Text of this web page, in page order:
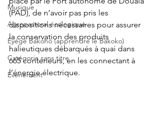
Musique
Agropastoral écologique
Éyégé Bakóho (apprendre le Bakoko)
Catégorie sans titre
Événement
(PAD), de n’avoir pas pris les
dispositions nécessaires pour assurer
la conservation des produits
halieutiques débarqués à quai dans
665 conteneurs, en les connectant à
l’énergie électrique.